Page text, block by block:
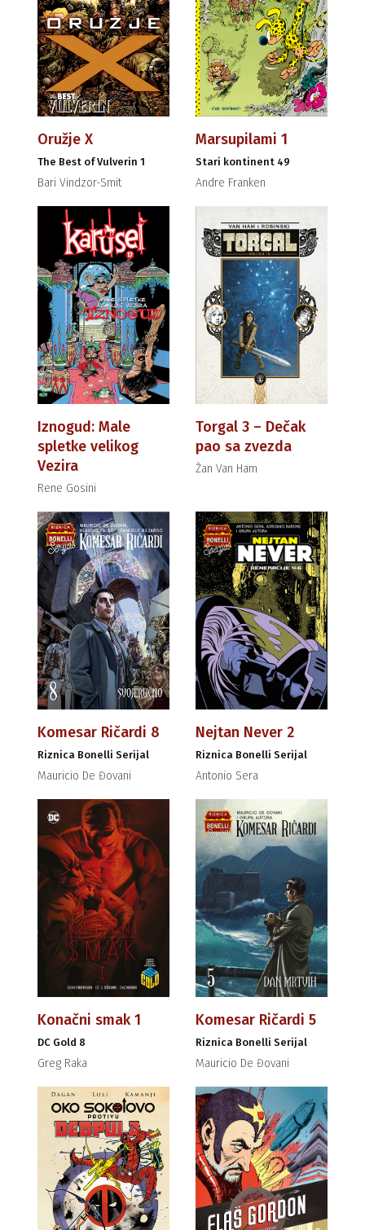
Oružje X
The Best of Vulverin 1
Bari Vindzor-Smit
Marsupilami 1
Stari kontinent 49
Andre Franken
Iznogud: Male
spletke velikog
Vezira
Rene Gosini
Torgal 3 – Dečak
pao sa zvezda
Žan Van Ham
Komesar Ričardi 8
Riznica Bonelli Serijal
Mauricio De Đovani
Nejtan Never 2
Riznica Bonelli Serijal
Antonio Sera
Konačni smak 1
DC Gold 8
Greg Raka
Komesar Ričardi 5
Riznica Bonelli Serijal
Mauricio De Đovani